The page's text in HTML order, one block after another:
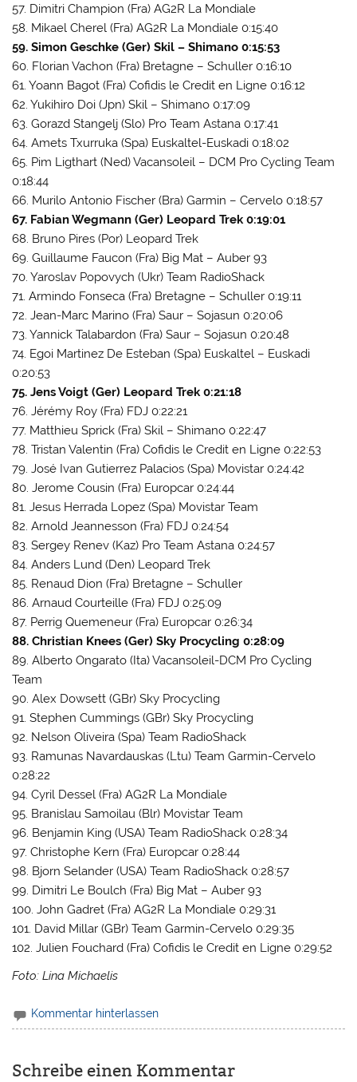
57. Dimitri Champion (Fra) AG2R La Mondiale
58. Mikael Cherel (Fra) AG2R La Mondiale 0:15:40
59. Simon Geschke (Ger) Skil – Shimano 0:15:53
60. Florian Vachon (Fra) Bretagne – Schuller 0:16:10
61. Yoann Bagot (Fra) Cofidis le Credit en Ligne 0:16:12
62. Yukihiro Doi (Jpn) Skil – Shimano 0:17:09
63. Gorazd Stangelj (Slo) Pro Team Astana 0:17:41
64. Amets Txurruka (Spa) Euskaltel-Euskadi 0:18:02
65. Pim Ligthart (Ned) Vacansoleil – DCM Pro Cycling Team
0:18:44
66. Murilo Antonio Fischer (Bra) Garmin – Cervelo 0:18:57
67. Fabian Wegmann (Ger) Leopard Trek 0:19:01
68. Bruno Pires (Por) Leopard Trek
69. Guillaume Faucon (Fra) Big Mat – Auber 93
70. Yaroslav Popovych (Ukr) Team RadioShack
71. Armindo Fonseca (Fra) Bretagne – Schuller 0:19:11
72. Jean-Marc Marino (Fra) Saur – Sojasun 0:20:06
73. Yannick Talabardon (Fra) Saur – Sojasun 0:20:48
74. Egoi Martinez De Esteban (Spa) Euskaltel – Euskadi
0:20:53
75. Jens Voigt (Ger) Leopard Trek 0:21:18
76. Jérémy Roy (Fra) FDJ 0:22:21
77. Matthieu Sprick (Fra) Skil – Shimano 0:22:47
78. Tristan Valentin (Fra) Cofidis le Credit en Ligne 0:22:53
79. José Ivan Gutierrez Palacios (Spa) Movistar 0:24:42
80. Jerome Cousin (Fra) Europcar 0:24:44
81. Jesus Herrada Lopez (Spa) Movistar Team
82. Arnold Jeannesson (Fra) FDJ 0:24:54
83. Sergey Renev (Kaz) Pro Team Astana 0:24:57
84. Anders Lund (Den) Leopard Trek
85. Renaud Dion (Fra) Bretagne – Schuller
86. Arnaud Courteille (Fra) FDJ 0:25:09
87. Perrig Quemeneur (Fra) Europcar 0:26:34
88. Christian Knees (Ger) Sky Procycling 0:28:09
89. Alberto Ongarato (Ita) Vacansoleil-DCM Pro Cycling
Team
90. Alex Dowsett (GBr) Sky Procycling
91. Stephen Cummings (GBr) Sky Procycling
92. Nelson Oliveira (Spa) Team RadioShack
93. Ramunas Navardauskas (Ltu) Team Garmin-Cervelo
0:28:22
94. Cyril Dessel (Fra) AG2R La Mondiale
95. Branislau Samoilau (Blr) Movistar Team
96. Benjamin King (USA) Team RadioShack 0:28:34
97. Christophe Kern (Fra) Europcar 0:28:44
98. Bjorn Selander (USA) Team RadioShack 0:28:57
99. Dimitri Le Boulch (Fra) Big Mat – Auber 93
100. John Gadret (Fra) AG2R La Mondiale 0:29:31
101. David Millar (GBr) Team Garmin-Cervelo 0:29:35
102. Julien Fouchard (Fra) Cofidis le Credit en Ligne 0:29:52
Foto: Lina Michaelis
Kommentar hinterlassen
Schreibe einen Kommentar